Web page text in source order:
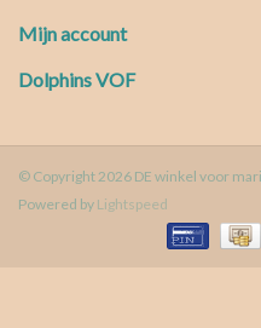
Mijn account
Dolphins VOF
© Copyright 2026 DE winkel voor
Powered by Lightspeed